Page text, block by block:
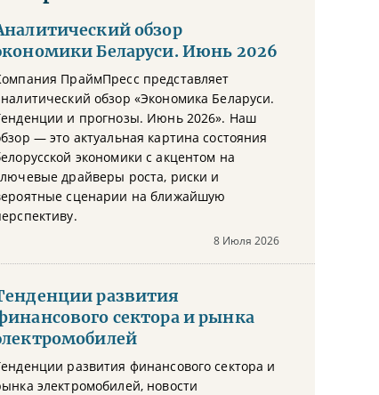
обзор
Беларуси. Июнь 2026
ПраймПресс представляет
обзор «Экономика Беларуси.
и прогнозы. Июнь 2026». Наш
— это актуальная картина состояния
экономики с акцентом на
драйверы роста, риски и
сценарии на ближайшую
8 Июля 2026
развития
сектора и рынка
развития финансового сектора и
электромобилей, новости